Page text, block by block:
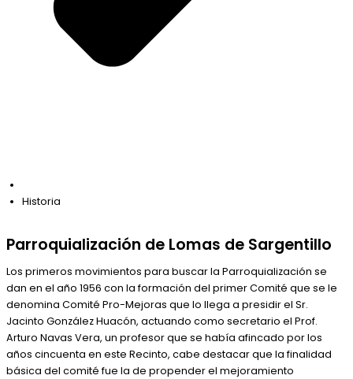
Historia
Parroquialización de Lomas de Sargentillo
Los primeros movimientos para buscar la Parroquialización se
dan en el año 1956 con la formación del primer Comité que se le
denomina Comité Pro-Mejoras que lo llega a presidir el Sr.
Jacinto González Huacón, actuando como secretario el Prof.
Arturo Navas Vera, un profesor que se había afincado por los
años cincuenta en este Recinto, cabe destacar que la finalidad
básica del comité fue la de propender el mejoramiento